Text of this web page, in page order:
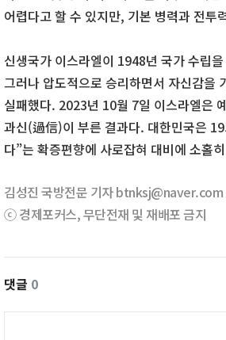
어렵다고 할 수 있지만, 기본 병력과 전투
신생국가 이스라엘이 1948년 국가 수립
그러나 압도적으로 승리하면서 자신감
실패했다. 2023년 10월 7일 이스라엘은
과신(過信)이 부른 결과다. 대한민국은
다”는 확증편향에 사로잡혀 대비에 소홀
김성진 국방전문 기자 btnksj@naver.com
ⓒ 경제포커스, 무단전재 및 재배포 금지
댓글 0